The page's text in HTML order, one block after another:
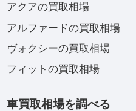
アクアの買取相場
アルファードの買取相場
ヴォクシーの買取相場
フィットの買取相場
車買取相場を調べる